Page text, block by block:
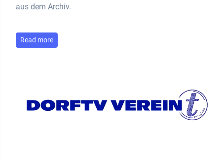
aus dem Archiv.
Read more